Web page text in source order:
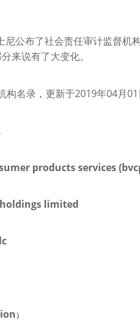
尼公布了社会责任审计监督
来说有了大变化。
构名录，更新于2019年04月 01
products services
limited
）